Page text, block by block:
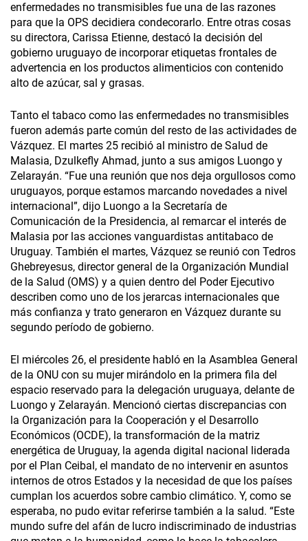
enfermedades no transmisibles fue una de las razones
para que la OPS decidiera condecorarlo. Entre otras cosas
su directora, Carissa Etienne, destacó la decisión del
gobierno uruguayo de incorporar etiquetas frontales de
advertencia en los productos alimenticios con contenido
alto de azúcar, sal y grasas.
Tanto el tabaco como las enfermedades no transmisibles
fueron además parte común del resto de las actividades de
Vázquez. El martes 25 recibió al ministro de Salud de
Malasia, Dzulkefly Ahmad, junto a sus amigos Luongo y
Zelarayán. “Fue una reunión que nos deja orgullosos como
uruguayos, porque estamos marcando novedades a nivel
internacional”, dijo Luongo a la Secretaría de
Comunicación de la Presidencia, al remarcar el interés de
Malasia por las acciones vanguardistas antitabaco de
Uruguay. También el martes, Vázquez se reunió con Tedros
Ghebreyesus, director general de la Organización Mundial
de la Salud (OMS) y a quien dentro del Poder Ejecutivo
describen como uno de los jerarcas internacionales que
más confianza y trato generaron en Vázquez durante su
segundo período de gobierno.
El miércoles 26, el presidente habló en la Asamblea General
de la ONU con su mujer mirándolo en la primera fila del
espacio reservado para la delegación uruguaya, delante de
Luongo y Zelarayán. Mencionó ciertas discrepancias con
la Organización para la Cooperación y el Desarrollo
Económicos (OCDE), la transformación de la matriz
energética de Uruguay, la agenda digital nacional liderada
por el Plan Ceibal, el mandato de no intervenir en asuntos
internos de otros Estados y la necesidad de que los países
cumplan los acuerdos sobre cambio climático. Y, como se
esperaba, no pudo evitar referirse también a la salud. “Este
mundo sufre del afán de lucro indiscriminado de industrias